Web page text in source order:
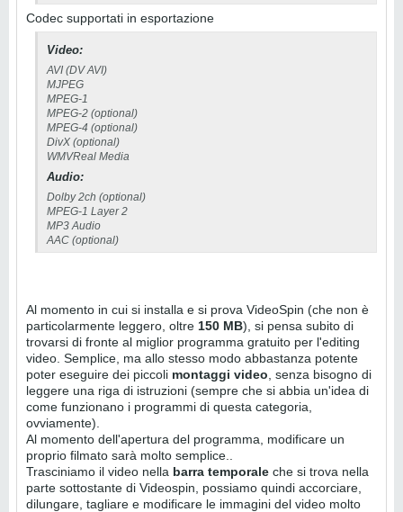
Codec supportati in esportazione
Video:
AVI (DV AVI)
MJPEG
MPEG-1
MPEG-2 (optional)
MPEG-4 (optional)
DivX (optional)
WMVReal Media
Audio:
Dolby 2ch (optional)
MPEG-1 Layer 2
MP3 Audio
AAC (optional)
Al momento in cui si installa e si prova VideoSpin (che non è
particolarmente leggero, oltre 150 MB), si pensa subito di
trovarsi di fronte al miglior programma gratuito per l'editing
video. Semplice, ma allo stesso modo abbastanza potente
poter eseguire dei piccoli montaggi video , senza bisogno di
leggere una riga di istruzioni (sempre che si abbia un'idea di
come funzionano i programmi di questa categoria,
ovviamente).
Al momento dell'apertura del programma, modificare un
proprio filmato sarà molto semplice..
Trasciniamo il video nella barra temporale che si trova nella
parte sottostante di Videospin, possiamo quindi accorciare,
dilungare, tagliare e modificare le immagini del video molto